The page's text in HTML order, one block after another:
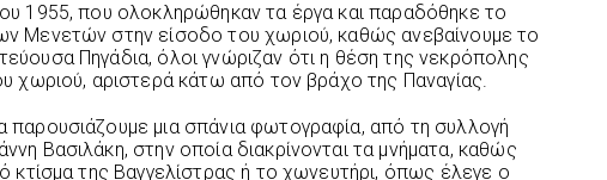
1955, που ολοκληρώθηκαν τα έργα και παραδόθηκε το
Μενετών στην είσοδο του χωριού, καθώς ανεβαίνουμε το
Πηγάδια, όλοι γνώριζαν ότι η θέση της νεκρόπολης
χωριού, αριστερά κάτω από τον βράχο της Παναγίας.
παρουσιάζουμε μια σπάνια φωτογραφία, από τη συλλογή
Βασιλάκη, στην οποία διακρίνονται τα μνήματα, καθώς
κτίσμα της Βαγγελίστρας ή το χωνευτήρι, όπως έλεγε ο